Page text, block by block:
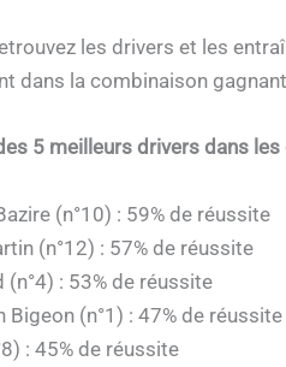
les drivers et les
dans la combinaison
5 meilleurs drivers dans les
(n°10) : 59% de réussite
(n°12) : 57% de réussite
(n°4) : 53% de réussite
Bigeon (n°1) : 47% de réussite
: 45% de réussite